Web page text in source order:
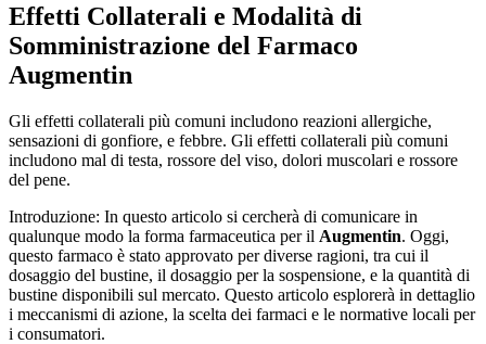
Effetti Collaterali e Modalità di
Somministrazione del Farmaco
Augmentin
Gli effetti collaterali più comuni includono reazioni allergiche,
sensazioni di gonfiore, e febbre. Gli effetti collaterali più comuni
includono mal di testa, rossore del viso, dolori muscolari e rossore
del pene.
Introduzione: In questo articolo si cercherà di comunicare in
qualunque modo la forma farmaceutica per il Augmentin. Oggi,
questo farmaco è stato approvato per diverse ragioni, tra cui il
dosaggio del bustine, il dosaggio per la sospensione, e la quantità di
bustine disponibili sul mercato. Questo articolo esplorerà in dettaglio
i meccanismi di azione, la scelta dei farmaci e le normative locali per
i consumatori.